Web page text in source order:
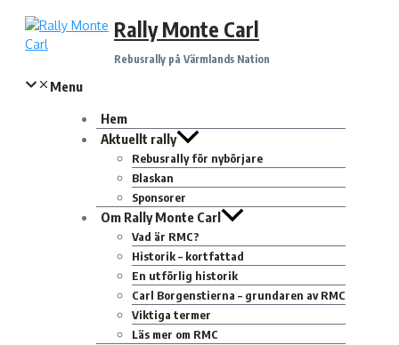
Hoppa
innehåll
Rally Monte Carl
Rebusrally på Värmlands Nation
Menu
Hem
Aktuellt rally
Rebusrally för nybörjare
Blaskan
Sponsorer
Om Rally Monte Carl
Vad är RMC?
Historik – kortfattad
En utförlig historik
Carl Borgenstierna – grundaren av RMC
Viktiga termer
Läs mer om RMC